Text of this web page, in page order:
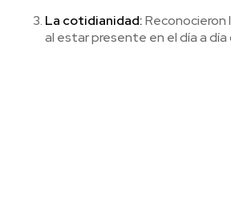
La cotidianidad:Reconocieron
al estar presente en el día a día